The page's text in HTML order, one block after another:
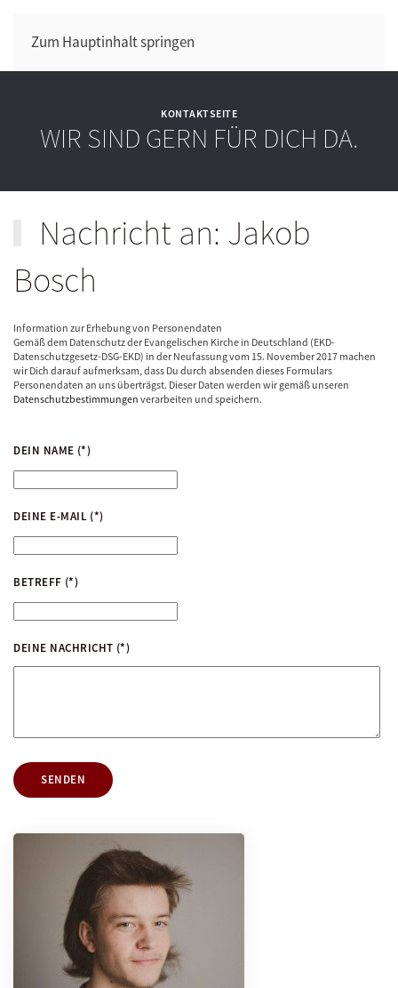
Zum Hauptinhalt springen
KONTAKTSEITE
WIR SIND GERN FÜR DICH DA.
Nachricht an: Jakob
Bosch
Information zur Erhebung von Personendaten
Gemäß dem Datenschutz der Evangelischen Kirche in Deutschland (EKD-
Datenschutzgesetz-DSG-EKD) in der Neufassung vom 15. November 2017 machen
wir Dich darauf aufmerksam, dass Du durch absenden dieses Formulars
Personendaten an uns überträgst. Dieser Daten werden wir gemäß unseren
Datenschutzbestimmungen verarbeiten und speichern.
DEIN NAME (*)
DEINE E-MAIL (*)
BETREFF (*)
DEINE NACHRICHT (*)
SENDEN